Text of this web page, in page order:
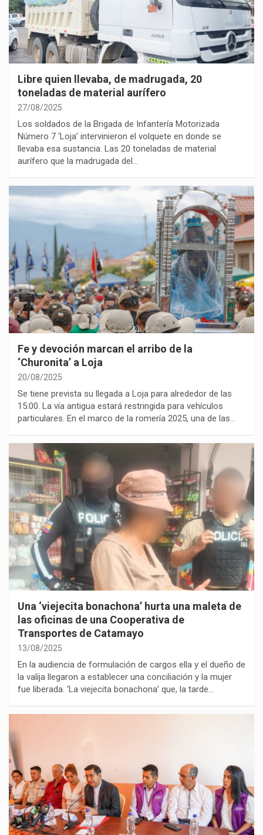
Libre quien llevaba, de madrugada, 20
toneladas de material aurífero
27/08/2025
Los soldados de la Brigada de Infantería Motorizada
Número 7 ‘Loja’ intervinieron el volquete en donde se
llevaba esa sustancia. Las 20 toneladas de material
aurífero que la madrugada del…
Fe y devoción marcan el arribo de la
‘Churonita’ a Loja
20/08/2025
Se tiene prevista su llegada a Loja para alrededor de las
15:00. La vía antigua estará restringida para vehículos
particulares. En el marco de la romería 2025, una de las…
Una ‘viejecita bonachona’ hurta una maleta de
las oficinas de una Cooperativa de
Transportes de Catamayo
13/08/2025
En la audiencia de formulación de cargos ella y el dueño de
la valija llegaron a establecer una conciliación y la mujer
fue liberada. ‘La viejecita bonachona’ que, la tarde…